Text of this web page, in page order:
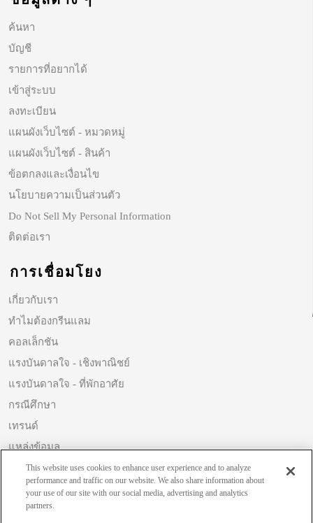
ค้นหา
บัญชี
รายการที่อยากได้
เข้าสู่ระบบ
ลงทะเบียน
แผนผังเว็บไซต์ - หมวดหมู่
แผนผังเว็บไซต์ - สินค้า
ข้อตกลงและเงื่อนไข
นโยบายความเป็นส่วนตัว
Do Not Sell My Personal Information
ติดต่อเรา
การเชื่อมโยง
เกี่ยวกับเรา
ทำไมต้องกรีนแลม
คอลเล็กชัน
แรงบันดาลใจ - เชิงพาณิชย์
แรงบันดาลใจ - ที่พักอาศัย
กรณีศึกษา
เทรนด์
แหล่งข้อมูล
ความยั่งยืน
This website uses cookies to enhance user experience and to analyze
performance and traffic on our website. We also share information about
your use of our site with our social media, advertising and analytics
partners.